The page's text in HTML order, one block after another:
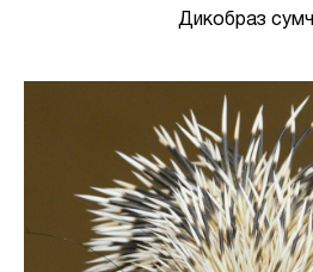
Дикобраз